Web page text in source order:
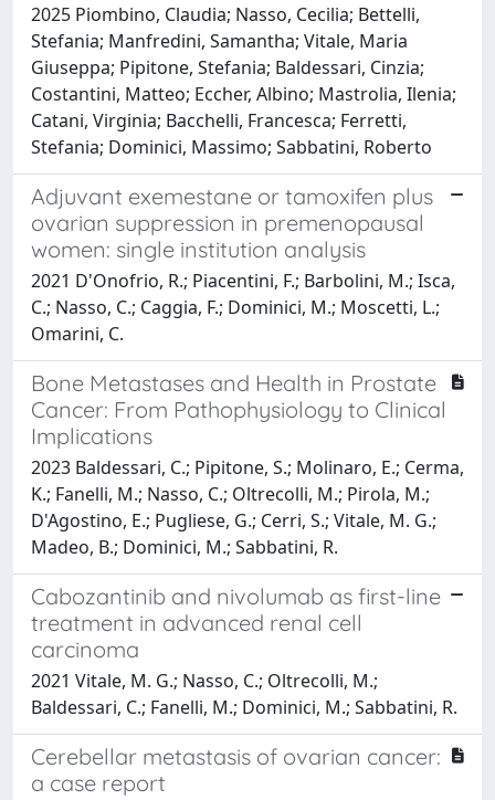
2025 Piombino, Claudia; Nasso, Cecilia; Bettelli,
Stefania; Manfredini, Samantha; Vitale, Maria
Giuseppa; Pipitone, Stefania; Baldessari, Cinzia;
Costantini, Matteo; Eccher, Albino; Mastrolia, Ilenia;
Catani, Virginia; Bacchelli, Francesca; Ferretti,
Stefania; Dominici, Massimo; Sabbatini, Roberto
Adjuvant exemestane or tamoxifen plus
ovarian suppression in premenopausal
women: single institution analysis
2021 D'Onofrio, R.; Piacentini, F.; Barbolini, M.; Isca,
C.; Nasso, C.; Caggia, F.; Dominici, M.; Moscetti, L.;
Omarini, C.
Bone Metastases and Health in Prostate
Cancer: From Pathophysiology to Clinical
Implications
2023 Baldessari, C.; Pipitone, S.; Molinaro, E.; Cerma,
K.; Fanelli, M.; Nasso, C.; Oltrecolli, M.; Pirola, M.;
D'Agostino, E.; Pugliese, G.; Cerri, S.; Vitale, M. G.;
Madeo, B.; Dominici, M.; Sabbatini, R.
Cabozantinib and nivolumab as first-line
treatment in advanced renal cell
carcinoma
2021 Vitale, M. G.; Nasso, C.; Oltrecolli, M.;
Baldessari, C.; Fanelli, M.; Dominici, M.; Sabbatini, R.
Cerebellar metastasis of ovarian cancer:
a case report